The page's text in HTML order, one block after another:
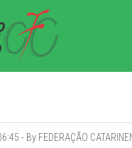
- By FEDERAÇÃO